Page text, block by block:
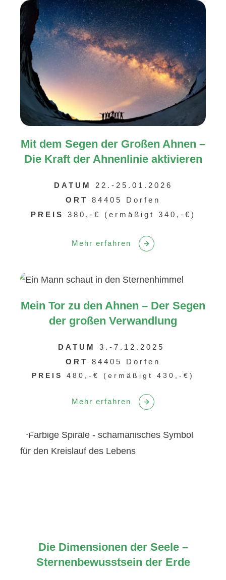
Mit dem Segen der Großen Ahnen –
Die Kraft der Ahnenlinie aktivieren
DATUM
22.-25.01.2026
ORT 84405 Dorfen
PREIS 380,-€ (ermäßigt 340,-€)
Mehr erfahren
Mein Tor zu den Ahnen – Der Segen
der großen Verwandlung
DATUM
3.-7.12.2025
ORT 84405 Dorfen
PREIS 480,-€ (ermäßigt 430,-€)
Mehr erfahren
Die Dimensionen der Seele –
Sternenbewusstsein der Erde